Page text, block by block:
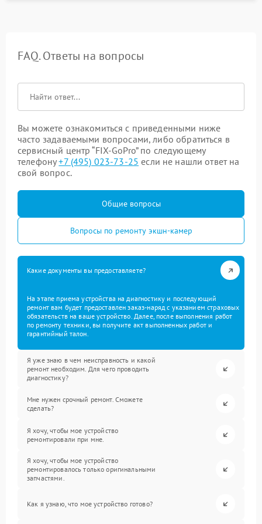
FAQ. Ответы на вопросы
Вы можете ознакомиться с приведенными ниже
часто задаваемыми вопросами, либо обратиться в
сервисный центр “FIX-GoPro” по следующему
телефону+7 (495) 023-73-25 если не нашли ответ на
свой вопрос.
Общие вопросы
Вопросы по ремонту экшн-камер
Какие документы вы предоставляете?
На этапе приема устройства на диагностику и последующий
ремонт вам будет предоставлен заказ-наряд с указанием страховых
обязательств на ваше устройство. Далее, после выполнения работ
по ремонту техники, вы получите акт выполненных работ и
гарантийный талон.
Я уже знаю в чем неисправность и какой
ремонт необходим. Для чего проводить
диагностику?
Мне нужен срочный ремонт. Сможете
сделать?
Я хочу, чтобы мое устройство
ремонтировали при мне.
Я хочу, чтобы мое устройство
ремонтировалось только оригинальными
запчастями.
Как я узнаю, что мое устройство готово?